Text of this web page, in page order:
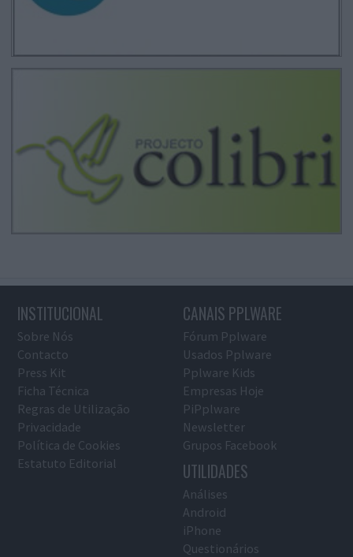
INSTITUCIONAL
Sobre Nós
Contacto
Press Kit
Ficha Técnica
Regras de Utilização
Privacidade
Política de Cookies
Estatuto Editorial
CANAIS PPLWARE
Fórum Pplware
Usados Pplware
Pplware Kids
Empresas Hoje
PiPplware
Newsletter
Grupos Facebook
UTILIDADES
Análises
Android
iPhone
Questionários